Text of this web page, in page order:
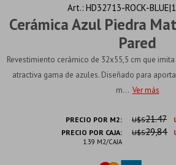
Cerámica Azul Piedra
Pared
HD32713-ROCK-
Revestimiento cerámico de 32x55,5 cm que
atractiva gama de azules. Diseñado para
m... Ver más
PRECIO POR M2: U$S21.47
PRECIO POR CAJA:
1.39 M2/CAJA
U$S29,84